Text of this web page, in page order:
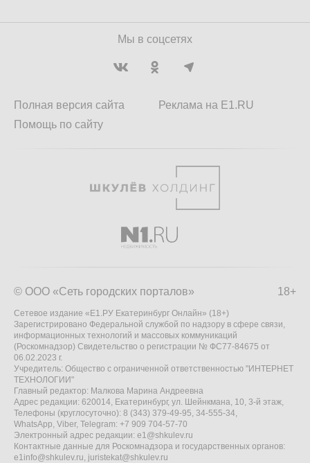
Мы в соцсетях
Полная версия сайта
Помощь по сайту
Реклама на E1.RU
18+
© ООО «Сеть городских порталов»
Сетевое издание «Е1.РУ Екатеринбург Онлайн» (18+)
Зарегистрировано Федеральной службой по надзору в сфере связи,
информационных технологий и массовых коммуникаций
(Роскомнадзор) Свидетельство о регистрации № ФС77-84675 от
06.02.2023 г.
Учредитель: Общество с ограниченной ответственностью "ИНТЕРНЕТ
ТЕХНОЛОГИИ"
Главный редактор: Малкова Марина Андреевна
Адрес редакции: 620014, Екатеринбург, ул. Шейнкмана, 10, 3-й этаж,
Телефоны (круглосуточно): 8 (343) 379-49-95, 34-555-34,
WhatsApp, Viber, Telegram: +7 909 704-57-70
Электронный адрес редакции: e1@shkulev.ru
Контактные данные для Роскомнадзора и государственных органов:
e1info@shkulev.ru, juristekat@shkulev.ru